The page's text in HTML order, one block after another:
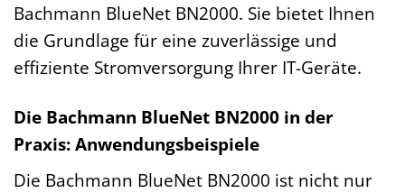
Bachmann BlueNet BN2000. Sie bietet Ihnen
die Grundlage für eine zuverlässige und
effiziente Stromversorgung Ihrer IT-Geräte.
Die Bachmann BlueNet BN2000 in der
Praxis: Anwendungsbeispiele
Die Bachmann BlueNet BN2000 ist nicht nur